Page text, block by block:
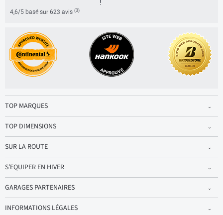
!
4,6/5 basé sur 623 avis (3)
TOP MARQUES
TOP DIMENSIONS
SUR LA ROUTE
S'EQUIPER EN HIVER
GARAGES PARTENAIRES
INFORMATIONS LÉGALES